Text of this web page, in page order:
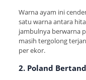
Warna ayam ini
satu warna antara
jambulnya berwarna
masih tergolong
per ekor.
2. Poland